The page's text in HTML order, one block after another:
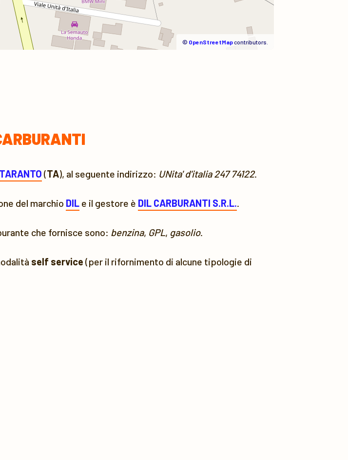
© OpenStreetMapcontributors.
TARANTO (TA), al seguente indirizzo: UNita' d'italia 247 74122.
del marchio DIL e il gestore è DIL CARBURANTI S.R.L..
che fornisce sono: benzina, GPL, gasolio.
self service (per il rifornimento di alcune tipologie di